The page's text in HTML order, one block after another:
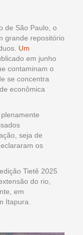
de São Paulo, o
grande repositório
Um
em junho
contaminam o
se concentra
econômica
seja de
os
Tietê 2025
do rio,
em
Itapura.